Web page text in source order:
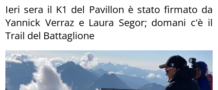
Ieri sera il K1 del Pavillon è stato firmato da
Yannick Verraz e Laura Segor; domani c'è il
Trail del Battaglione